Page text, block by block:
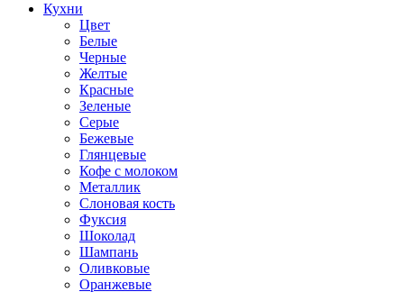
Кухни
Цвет
Белые
Черные
Желтые
Красные
Зеленые
Серые
Бежевые
Глянцевые
Кофе с молоком
Металлик
Слоновая кость
Фуксия
Шоколад
Шампань
Оливковые
Оранжевые